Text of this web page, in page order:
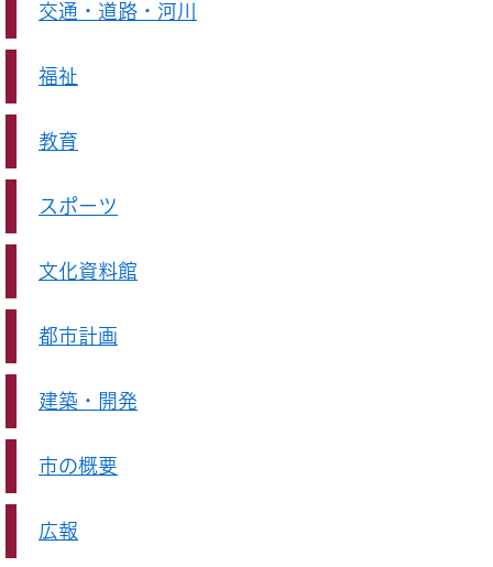
交通・道路・河川
福祉
教育
スポーツ
文化資料館
都市計画
建築・開発
市の概要
広報